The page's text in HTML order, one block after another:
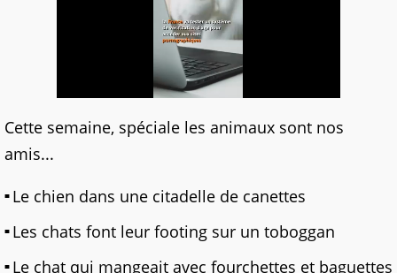
Cette semaine, spéciale les animaux sont nos
amis...
Le chien dans une citadelle de canettes
Les chats font leur footing sur un toboggan
Le chat qui mangeait avec fourchettes et baguettes